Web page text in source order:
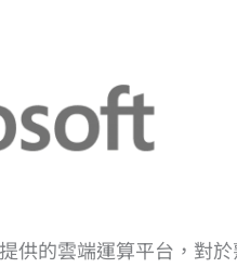
供的雲端運算平台，對